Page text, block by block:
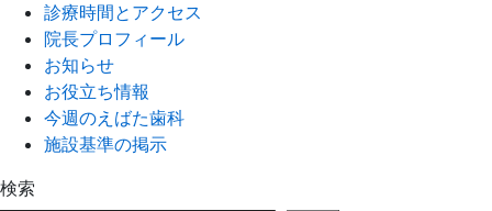
診療時間とアクセス
院長プロフィール
お知らせ
お役立ち情報
今週のえばた歯科
施設基準の掲示
検索